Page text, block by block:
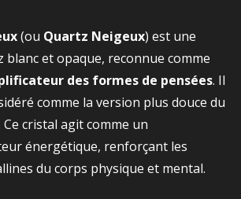
(ou Quartz Neigeux) est une
blanc et opaque, reconnue comme
des formes de pensées. Il
comme la version plus douce du
Ce cristal agit comme un
énergétique, renforçant les
du corps physique et mental.